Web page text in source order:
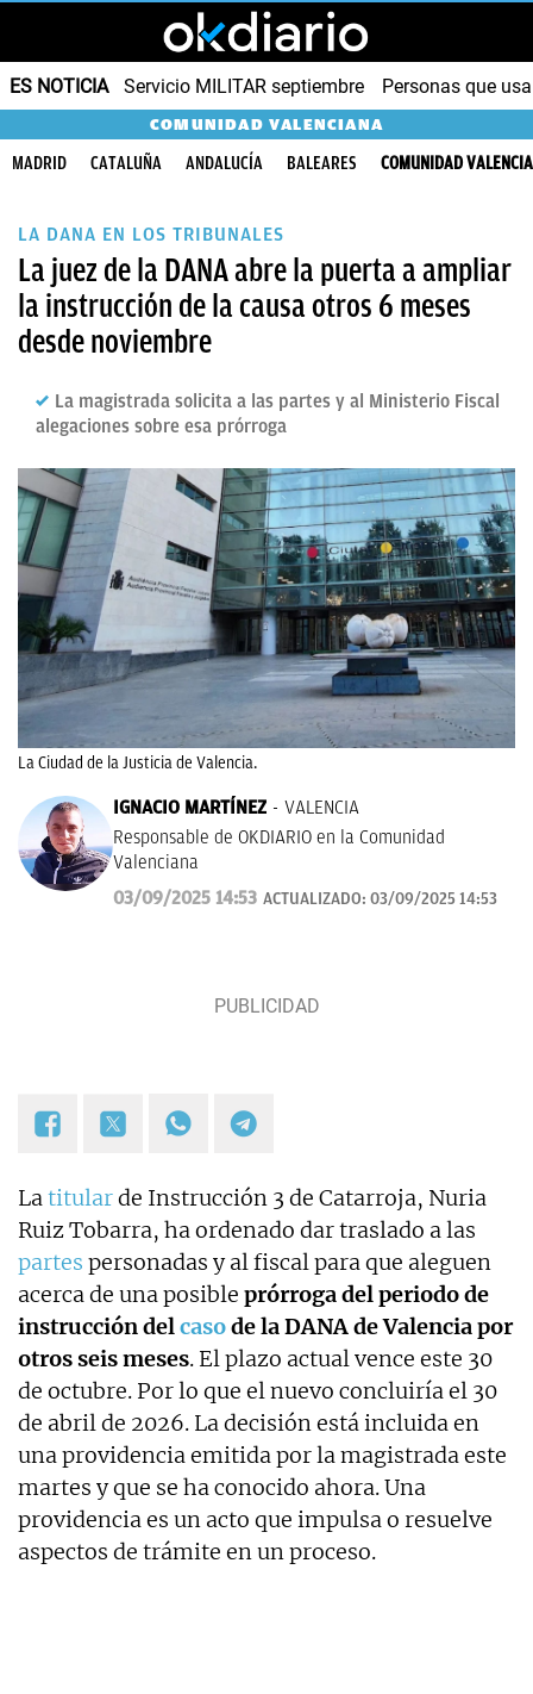
ES NOTICIA Servicio MILITAR septiembre Personas que
COMUNIDAD VALENCIANA
MADRID CATALUÑA ANDALUCÍA BALEARES COMUNIDAD
LA DANA EN LOS TRIBUNALES
La juez de la DANA abre la puerta a ampliar
la instrucción de la causa otros 6 meses
desde noviembre
La magistrada solicita a las partes y al Ministerio Fiscal
alegaciones sobre esa prórroga
La Ciudad de la Justicia de Valencia.
IGNACIO MARTÍNEZ
VALENCIA
Responsable de OKDIARIO en la Comunidad
Valenciana
03/09/2025 14:53 ACTUALIZADO: 03/09/2025 14:53
Latitularde Instrucción 3 de Catarroja, Nuria
Ruiz Tobarra, ha ordenado dar traslado a las
partes personadas y al fiscal para que aleguen
acerca de una posible prórroga del periodo de
instrucción delcasode la DANA de Valencia por
otros seis meses. El plazo actual vence este 30
de octubre. Por lo que el nuevo concluiría el 30
de abril de 2026. La decisión está incluida en
una providencia emitida por la magistrada este
martes y que se ha conocido ahora. Una
providencia es un acto que impulsa o resuelve
aspectos de trámite en un proceso.